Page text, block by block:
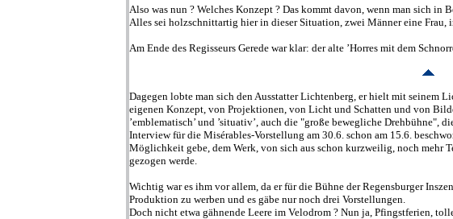
Also was nun ? Welches Konzept ? Das kommt davon, wenn man sich in
Alles sei holzschnittartig hier in dieser Situation, zwei Männer eine
Am Ende des Regisseurs Gerede war klar: der alte ’Horres mit dem
Dagegen lobte man sich den Ausstatter Lichtenberg, er hielt mit seinem
eigenen Konzept, von Projektionen, von Licht und Schatten und von
’emblematisch’ und ’situativ’, auch die "große bewegliche
Interview für die Misérables-Vorstellung am 30.6. schon am 15.6.
Möglichkeit gebe, dem Werk, von sich aus schon kurzweilig, noch mehr
gezogen werde.
Wichtig war es ihm vor allem, da er für die Bühne der Regensburger
Produktion zu werben und es gäbe nur noch drei Vorstellungen.
Doch nicht etwa gähnende Leere im Velodrom ? Nun ja, Pfingstferien,